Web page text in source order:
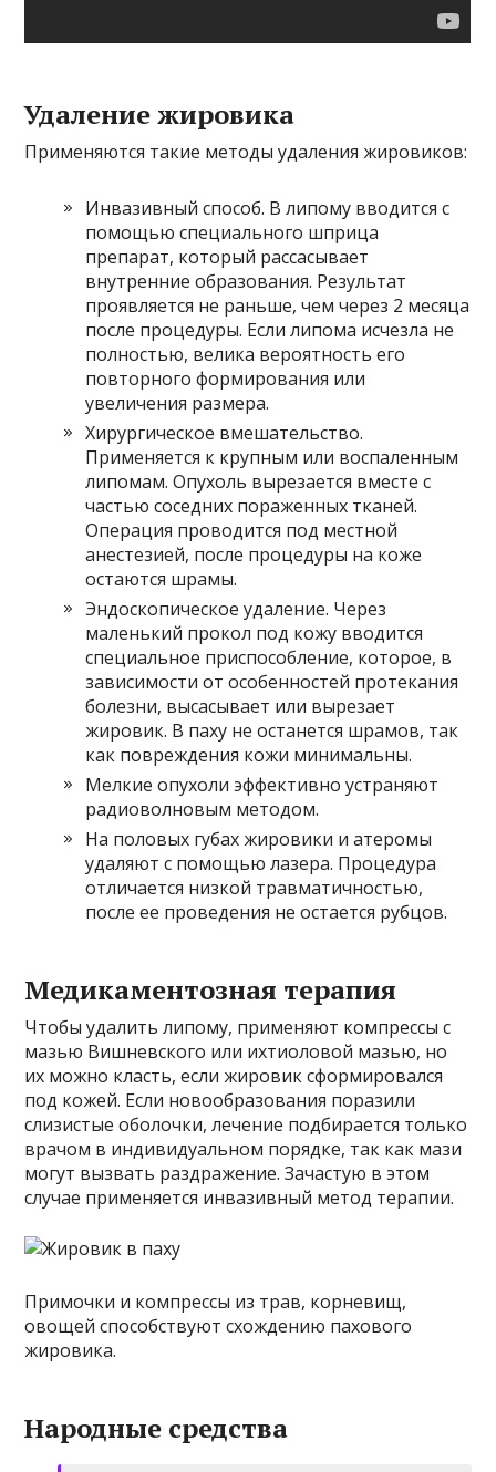
Удаление жировика
Применяются такие методы удаления жировиков:
Инвазивный способ. В липому вводится с
помощью специального шприца
препарат, который рассасывает
внутренние образования. Результат
проявляется не раньше, чем через 2 месяца
после процедуры. Если липома исчезла не
полностью, велика вероятность его
повторного формирования или
увеличения размера.
Хирургическое вмешательство.
Применяется к крупным или воспаленным
липомам. Опухоль вырезается вместе с
частью соседних пораженных тканей.
Операция проводится под местной
анестезией, после процедуры на коже
остаются шрамы.
Эндоскопическое удаление. Через
маленький прокол под кожу вводится
специальное приспособление, которое, в
зависимости от особенностей протекания
болезни, высасывает или вырезает
жировик. В паху не останется шрамов, так
как повреждения кожи минимальны.
Мелкие опухоли эффективно устраняют
радиоволновым методом.
На половых губах жировики и атеромы
удаляют с помощью лазера. Процедура
отличается низкой травматичностью,
после ее проведения не остается рубцов.
Медикаментозная терапия
Чтобы удалить липому, применяют компрессы с
мазью Вишневского или ихтиоловой мазью, но
их можно класть, если жировик сформировался
под кожей. Если новообразования поразили
слизистые оболочки, лечение подбирается только
врачом в индивидуальном порядке, так как мази
могут вызвать раздражение. Зачастую в этом
случае применяется инвазивный метод терапии.
Примочки и компрессы из трав, корневищ,
овощей способствуют схождению пахового
жировика.
Народные средства